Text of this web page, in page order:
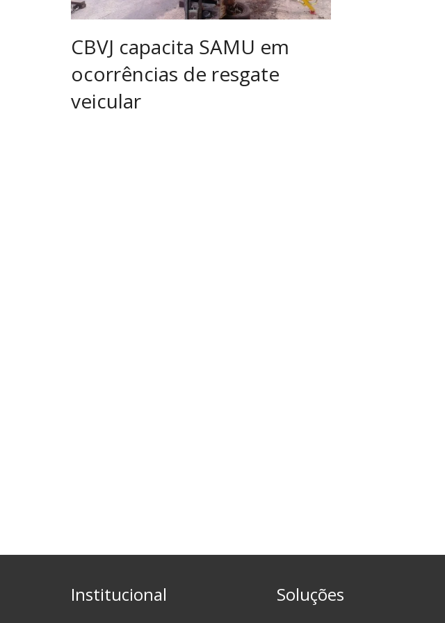
CBVJ capacita SAMU em
ocorrências de resgate
veicular
Institucional Soluções